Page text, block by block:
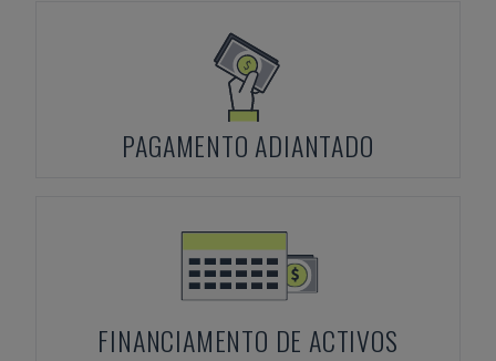
PAGAMENTO ADIANTADO
FINANCIAMENTO DE ACTIVOS